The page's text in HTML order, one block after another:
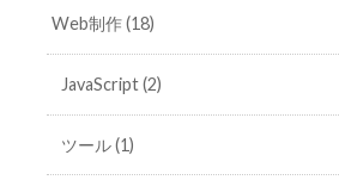
Web制作(18)
JavaScript(2)
ツール(1)